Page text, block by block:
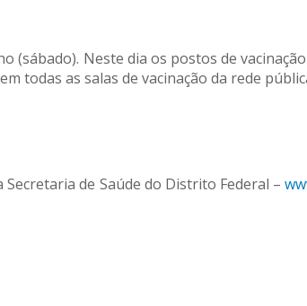
(sábado). Neste dia os postos de
todas as salas de vacinação da rede
de Saúde do Distrito Federal –